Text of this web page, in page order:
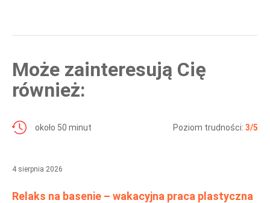
Może zainteresują Cię
również:
około 50 minut Poziom trudności: 3/5
4 sierpnia 2026
Relaks na basenie – wakacyjna praca plastyczna